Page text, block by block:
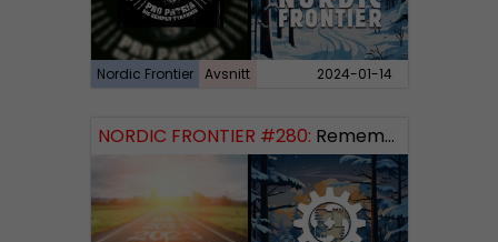
Nordic Frontier Avsnitt 2024-01-14
NORDIC FRONTIER #280: Remembering 2023 and looking forward